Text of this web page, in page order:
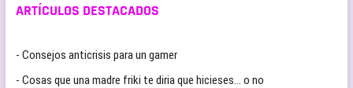
ARTÍCULOS DESTACADOS
- Consejos anticrisis para un gamer
- Cosas que una madre friki te diria que hicieses… o no